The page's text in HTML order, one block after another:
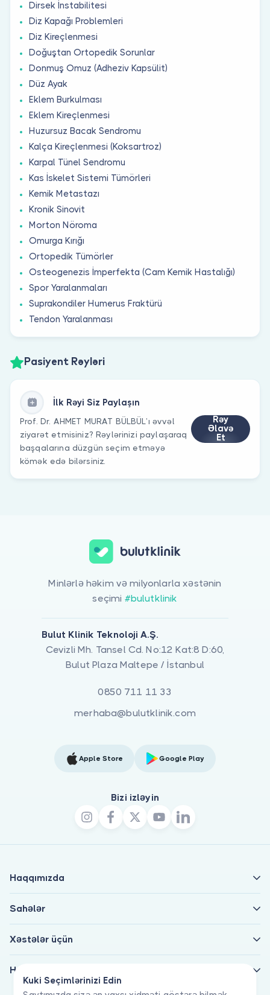
Dirsek İnstabilitesi
Diz Kapağı Problemleri
Diz Kireçlenmesi
Doğuştan Ortopedik Sorunlar
Donmuş Omuz (Adheziv Kapsülit)
Düz Ayak
Eklem Burkulması
Eklem Kireçlenmesi
Huzursuz Bacak Sendromu
Kalça Kireçlenmesi (Koksartroz)
Karpal Tünel Sendromu
Kas İskelet Sistemi Tümörleri
Kemik Metastazı
Kronik Sinovit
Morton Nöroma
Omurga Kırığı
Ortopedik Tümörler
Osteogenezis İmperfekta (Cam Kemik Hastalığı)
Spor Yaralanmaları
Suprakondiler Humerus Fraktürü
Tendon Yaralanması
Pasiyent Rəyləri
İlk Rəyi Siz Paylaşın
Prof. Dr. AHMET MURAT BÜLBÜL’ı əvvəl
ziyarət etmisiniz? Rəylərinizi paylaşaraq
başqalarına düzgün seçim etməyə
kömək edə bilərsiniz.
Rəy
Əlavə
Et
Kuki Seçimlərinizi Edin
Minlərlə həkim və milyonlarla xəstənin
seçimi #bulutklinik
Bulut Klinik Teknoloji A.Ş.
Cevizli Mh. Tansel Cd. No:12 Kat:8 D:60,
Bulut Plaza Maltepe / İstanbul
0850 711 11 33
merhaba@bulutklinik.com
Apple Store Google Play
Bizi izləyin
Haqqımızda
Sahələr
Xəstələr üçün
Həkimlər üçün